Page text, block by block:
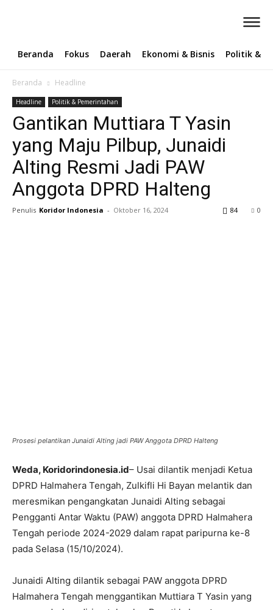
Beranda Fokus Daerah Ekonomi & Bisnis Politik &
Beranda Headline
Headline Politik & Pemerintahan
Gantikan Muttiara T Yasin
yang Maju Pilbup, Junaidi
Alting Resmi Jadi PAW
Anggota DPRD Halteng
Penulis Koridor Indonesia - Oktober 16, 2024 0
84
Prosesi pelantikan Junaidi Alting jadi PAW Anggota DPRD Halteng
Weda, Koridorindonesia.id– Usai dilantik menjadi Ketua
DPRD Halmahera Tengah, Zulkifli Hi Bayan melantik dan
meresmikan pengangkatan Junaidi Alting sebagai
Pengganti Antar Waktu (PAW) anggota DPRD Halmahera
Tengah periode 2024-2029 dalam rapat paripurna ke-8
pada Selasa (15/10/2024).
Junaidi Alting dilantik sebagai PAW anggota DPRD
Halmahera Tengah menggantikan Muttiara T Yasin yang